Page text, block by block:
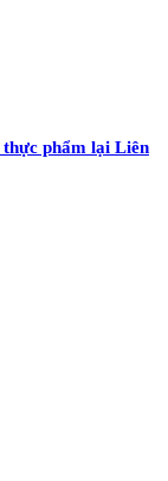
thực phẩm lại Liên